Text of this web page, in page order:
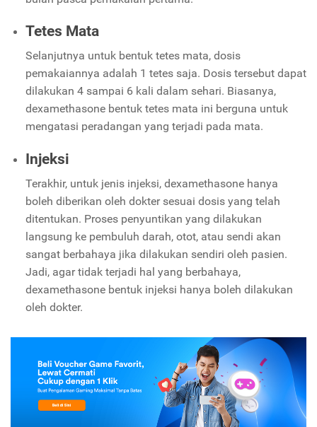
Tetes Mata
Selanjutnya untuk bentuk tetes mata, dosis
pemakaiannya adalah 1 tetes saja. Dosis tersebut dapat
dilakukan 4 sampai 6 kali dalam sehari. Biasanya,
dexamethasone bentuk tetes mata ini berguna untuk
mengatasi peradangan yang terjadi pada mata.
Injeksi
Terakhir, untuk jenis injeksi, dexamethasone hanya
boleh diberikan oleh dokter sesuai dosis yang telah
ditentukan. Proses penyuntikan yang dilakukan
langsung ke pembuluh darah, otot, atau sendi akan
sangat berbahaya jika dilakukan sendiri oleh pasien.
Jadi, agar tidak terjadi hal yang berbahaya,
dexamethasone bentuk injeksi hanya boleh dilakukan
oleh dokter.